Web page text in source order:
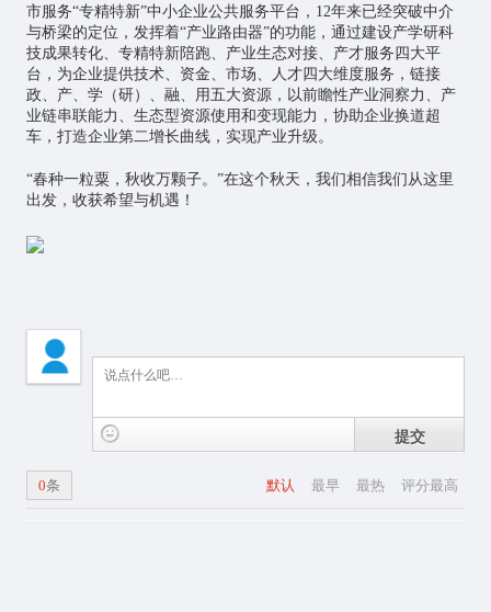
市服务“专精特新”中小企业公共服务平台，12年来已经突破中介
与桥梁的定位，发挥着“产业路由器”的功能，通过建设产学研科
技成果转化、专精特新陪跑、产业生态对接、产才服务四大平
台，为企业提供技术、资金、市场、人才四大维度服务，链接
政、产、学（研）、融、用五大资源，以前瞻性产业洞察力、产
业链串联能力、生态型资源使用和变现能力，协助企业换道超
车，打造企业第二增长曲线，实现产业升级。
“春种一粒粟，秋收万颗子。”在这个秋天，我们相信我们从这里
出发，收获希望与机遇！
提交
默认 最早 最热 评分最高
0条